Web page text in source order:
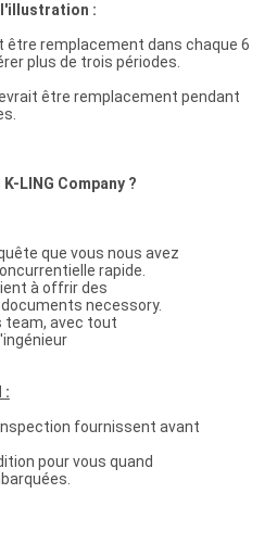
l'illustration :
être remplacement dans chaque 6
plus de trois périodes.
être remplacement pendant
LING Company ?
que vous nous avez
rapide.
à offrir des
necessory.
team, avec tout
:
fournissent avant
pour vous quand